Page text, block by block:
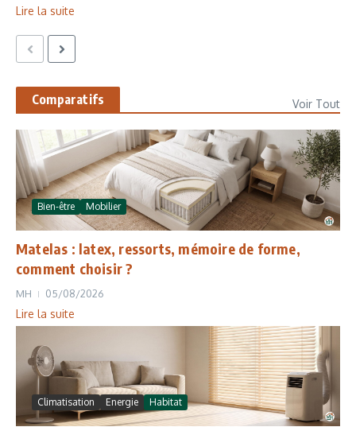
Lire la suite
Comparatifs Voir Tout
Bien-être Mobilier
Matelas : latex, ressorts, mémoire de forme,
comment choisir ?
MH 05/08/2026
Lire la suite
Climatisation Energie Habitat